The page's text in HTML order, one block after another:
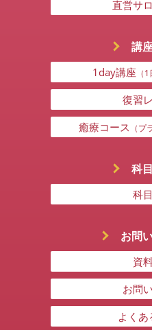
直営サ
講
1day講座 （
復習
癒療コース （プ
科
科
お問
資
お問
よくあ